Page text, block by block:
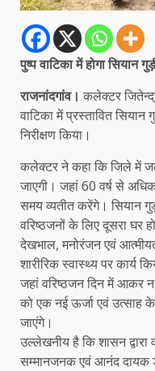
पुष्प वाटिका में होगा सियान
राजनांदगांव। कलेक्टर
वाटिका में प्रस्तावित
निरीक्षण किया।
कलेक्टर ने कहा कि जिले में
जाएगी। जहां 60 वर्ष से
समय व्यतीत करेंगे। सियान
वरिष्ठजनों के लिए दूसरा घर
देखभाल, मनोरंजन एवं
शारीरिक स्वास्थ्य पर कार्य
जहां वरिष्ठजन दिन में आकर
को एक नई ऊर्जा एवं उत्साह
जाएंगे।
उल्लेखनीय है कि शासन द्वारा
सम्मानजनक एवं आनंद दायक